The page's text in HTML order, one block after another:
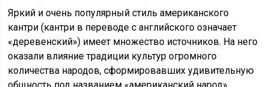
Яркий и очень популярный стиль американского
кантри (кантри в переводе с английского означает
«деревенский») имеет множество источников. На него
оказали влияние традиции культур огромного
количества народов, сформировавших удивительную